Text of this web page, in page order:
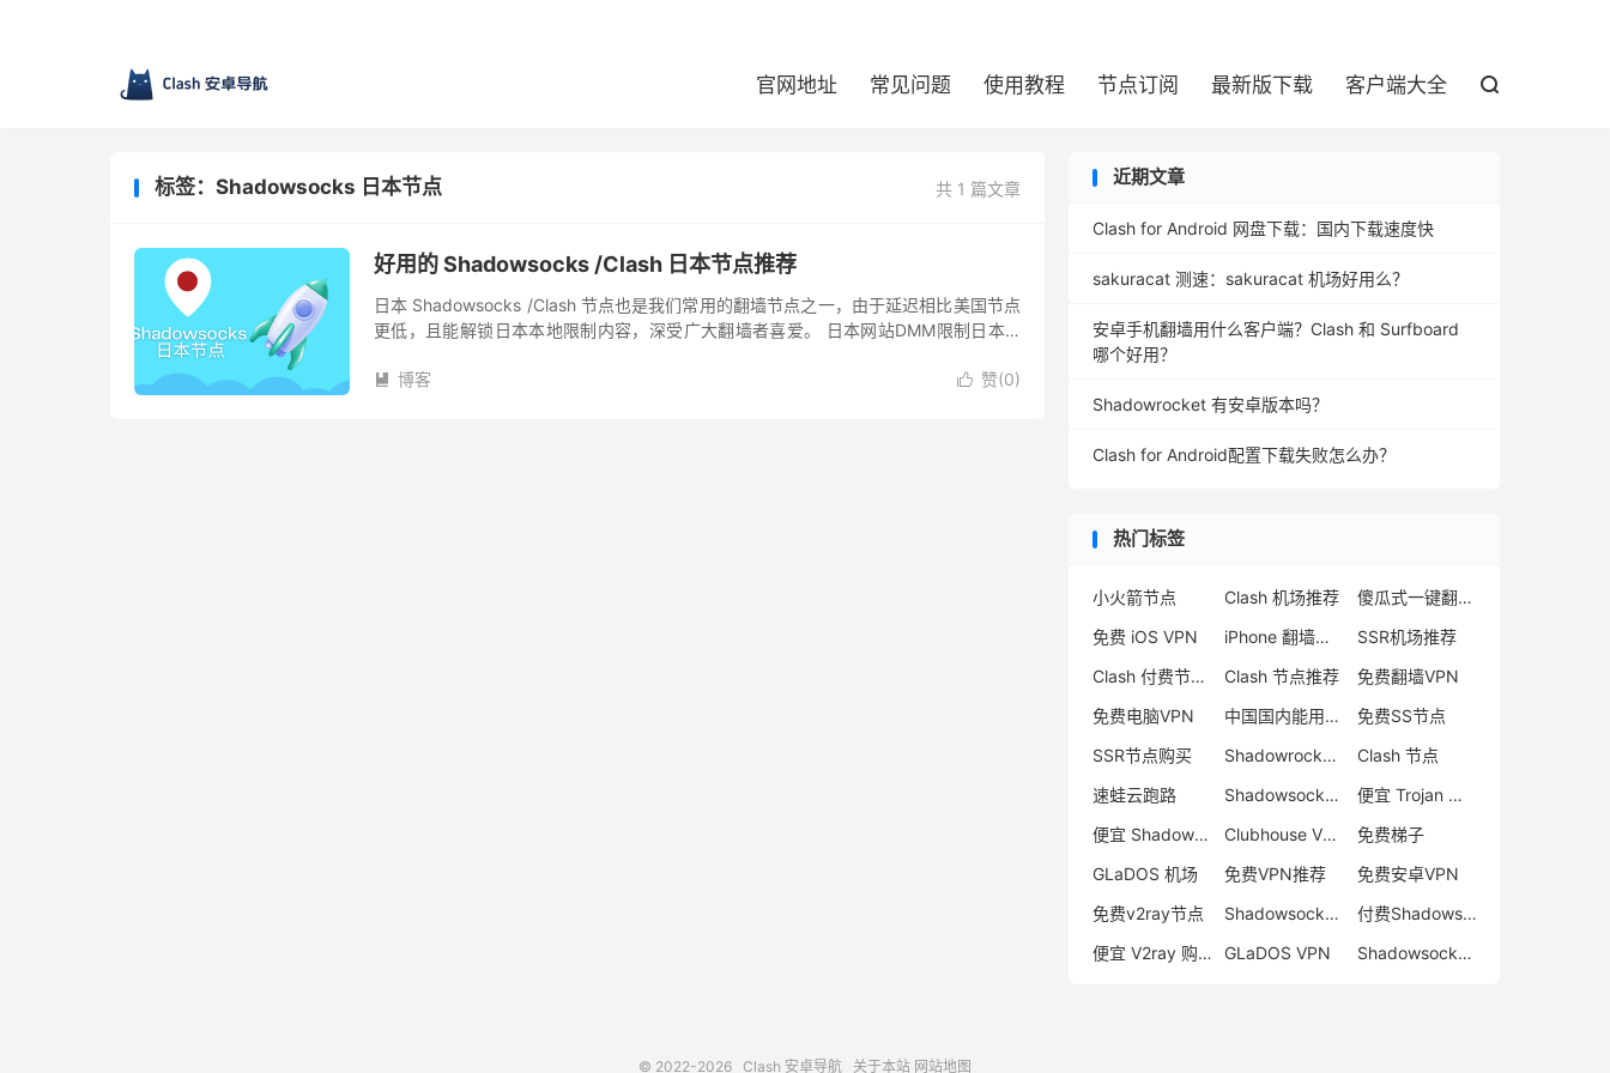
官网地址 常见问题 使用教程 节点订阅 最新版下载 客户端大全 
共 1 篇文章
标签：Shadowsocks 日本节点
好用的 Shadowsocks /Clash 日本节点推荐
日本 Shadowsocks /Clash 节点也是我们常用的翻墙节点之一，由于延迟相比美国节点
更低，且能解锁日本本地限制内容，深受广大翻墙者喜爱。 日本网站DMM限制日本IP
 赞(0)
 博客
近期文章
Clash for Android 网盘下载：国内下载速度快
sakuracat 测速：sakuracat 机场好用么？
安卓手机翻墙用什么客户端？Clash 和 Surfboard
哪个好用？
Shadowrocket 有安卓版本吗？
Clash for Android配置下载失败怎么办？
热门标签
小火箭节点 Clash 机场推荐
傻瓜式一键翻墙VPN客户端
免费 iOS VPN
iPhone 翻墙代理软件
SSR机场推荐
Clash 付费节点购买
Clash 节点推荐
免费翻墙VPN
免费电脑VPN
中国国内能用的翻墙VPN推荐
免费SS节点
SSR节点购买
Shadowrocket 地址
Clash 节点
速蛙云跑路
Shadowsocks 付费节点
便宜 Trojan 购买
便宜 Shadowsocks 购买
Clubhouse VPN
免费梯子
GLaDOS 机场
免费VPN推荐
免费安卓VPN
免费v2ray节点
Shadowsocks 服务器
付费Shadowsocks推荐
便宜 V2ray 购买
GLaDOS VPN Shadowsocks 节点哪里买
© 2022-2026 Clash 安卓导航 关于本站 网站地图